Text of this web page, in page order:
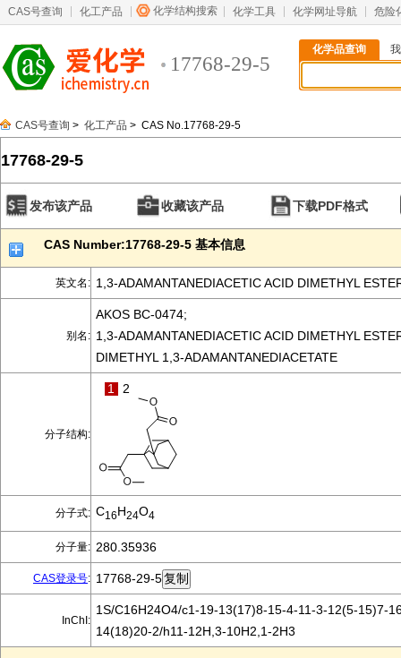
CAS号查询 化工产品 化学结构搜索 化学工具 化学网址导航 危险
17768-29-5
化学品查询
CAS号查询 > 化工产品 > CAS No.17768-29-5
17768-29-5
发布该产品 收藏该产品 下载PDF格式
CAS Number:17768-29-5 基本信息
英文名: 1,3-ADAMANTANEDIACETIC ACID DIMETHYL
别名:
AKOS BC-0474;
1,3-ADAMANTANEDIACETIC ACID DIMETHYL
DIMETHYL 1,3-ADAMANTANEDIACETATE
分子结构:
1 2
分子式: C16H24O4
分子量: 280.35936
CAS登录号: 17768-29-5
InChI:
1S/C16H24O4/c1-19-13(17)8-15-4-11-3-12(5-15)7-
14(18)20-2/h11-12H,3-10H2,1-2H3